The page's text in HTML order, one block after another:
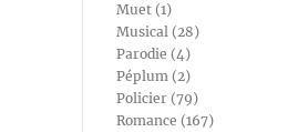
Muet (1)
Musical (28)
Parodie (4)
Péplum (2)
Policier (79)
Romance (167)